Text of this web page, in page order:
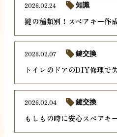
鍵の種類別！スペアキー作
2026.02.24 知識
トイレのドアのDIY修理で
2026.02.07 鍵交換
もしもの時に安心スペアキ
2026.02.04 鍵交換